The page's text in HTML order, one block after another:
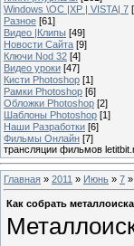
Windows \OC |XP | VISTA| 7
Разное [61]
Видео |Клипы [49]
Новости Сайта [9]
Ключи Nod 32 [4]
Видео уроки [47]
Кисти Photoshop [1]
Рамки Photoshop [6]
Обложки Photoshop [2]
Шаблоны Photoshop [1]
Наши Разработки [6]
Фильмы Онлайн [7]
трансляции фильмов
Главная » 2011 » Июнь » 7
Как собрать